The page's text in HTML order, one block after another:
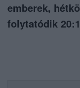
emberek,
folytatódik